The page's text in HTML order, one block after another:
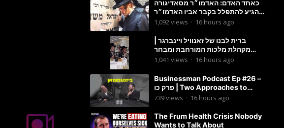
כאחד האדם: האדמו״ר מסאדיגורה
הגיע להתפלל בקבר אביו האדמו״ר
זצ״ל
1,092 views · 16 hours ago
ברית לבנו של זאנוויל ויינברגר |
מקהלת מלכות המורחבת ומבחר
זמרים
1,041 views · 16 hours ago
Businessman Podcast Ep #26 –
פרק כו | Two Approaches to
Business Growth (One Is Often
739views · 16 hours ago
The Frum Health Crisis Nobody
Wants to Talk About